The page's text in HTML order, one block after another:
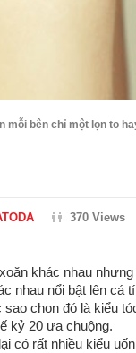
mỗi bên chỉ một lọn to
370 Views
khác nhau
nhau nổi bật lên cá
chọn đó là kiểu
kỷ 20 ưa chuộng.
có rất nhiều kiểu